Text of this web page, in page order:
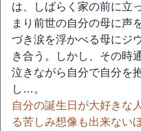
は、しばらく家の前に立
まり前世の自分の母に声
づき涙を浮かべる母にジ
き合う。しかし、その時
泣きながら自分で自分を
し…。
自分の誕生日が大好きな
る苦しみ想像も出来ない